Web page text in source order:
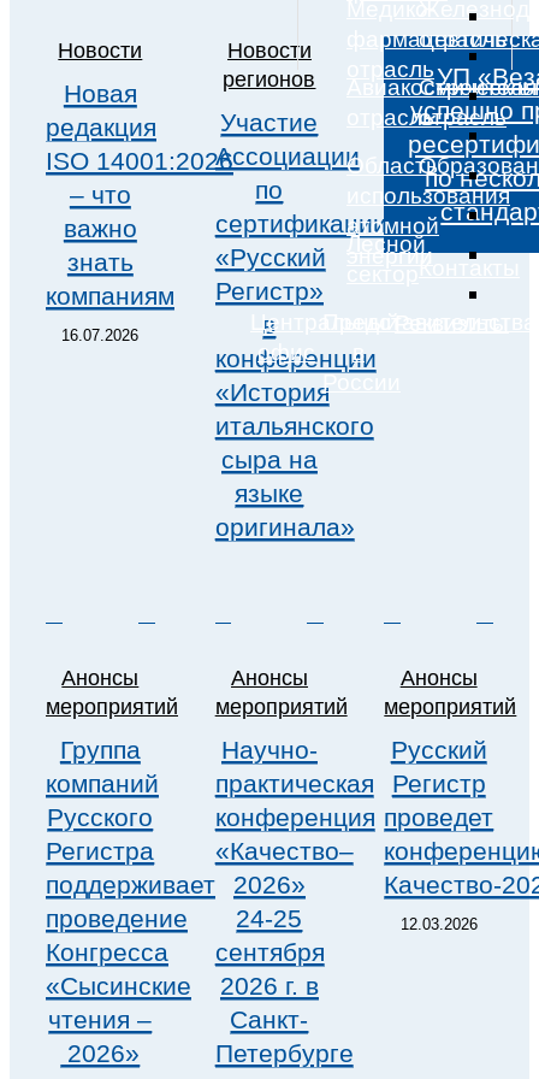
отрасль
отрасль
Авиакосмическая
отрасльотрасль
Область
использования
атомной
энергии
Лесной
Центральный
офис
в
России
Новости
Новая
редакция
ISO 14001:2026
– что
важно
знать
компаниям
16.07.2026
Новости
регионов
Участие
Ассоциации
по
сертификации
«Русский
Регистр»
в
конференции
«История
итальянского
сыра на
языке
оригинала»
УП
успешно
по
Анонсы
мероприятий
Группа
компаний
Русского
Регистра
поддерживает
проведение
Конгресса
«Сысинские
чтения –
2026»
Анонсы
мероприятий
Научно-
практическая
конференция
«Качество–
2026»
24-25
сентября
2026 г. в
Санкт-
Петербурге
Анонсы
мероприятий
Русский
Регистр
проведет
Качество-
12.03.2026